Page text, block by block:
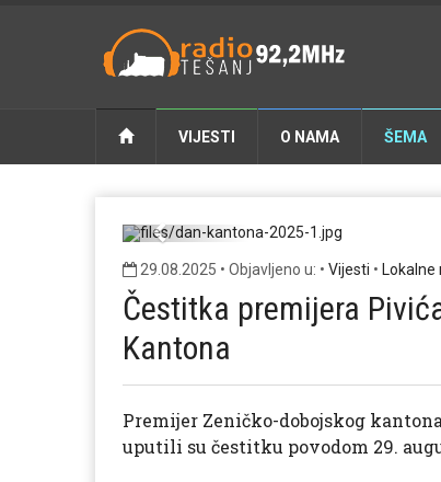
VIJESTI O NAMA ŠEMA
Previous
29.08.2025 • Objavljeno u: • Vijesti • Lokalne
Čestitka premijera
Kantona
Premijer Zeničko-dobojskog
uputili su čestitku povodom 29.